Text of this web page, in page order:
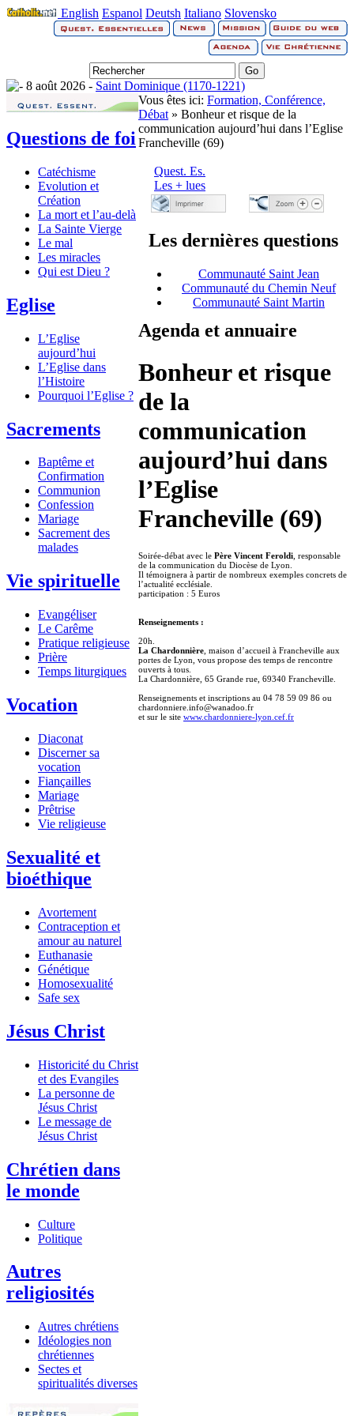
English Espanol Deutsh Italiano Slovensko
8 août 2026 - Saint Dominique (1170-1221)
Questions de foi
Catéchisme
Evolution et
Création
La mort et l’au-delà
La Sainte Vierge
Le mal
Les miracles
Qui est Dieu ?
Eglise
L’Eglise
aujourd’hui
L’Eglise dans
l’Histoire
Pourquoi l’Eglise ?
Sacrements
Baptême et
Confirmation
Communion
Confession
Mariage
Sacrement des
malades
Vie spirituelle
Evangéliser
Le Carême
Pratique religieuse
Prière
Temps liturgiques
Vocation
Diaconat
Discerner sa
vocation
Fiançailles
Mariage
Prêtrise
Vie religieuse
Sexualité et
bioéthique
Avortement
Contraception et
amour au naturel
Euthanasie
Génétique
Homosexualité
Safe sex
Jésus Christ
Historicité du Christ
et des Evangiles
La personne de
Jésus Christ
Le message de
Jésus Christ
Chrétien dans
le monde
Culture
Politique
Autres
religiosités
Autres chrétiens
Idéologies non
chrétiennes
Sectes et
spiritualités diverses
Vous êtes ici: Formation, Conférence,
Débat » Bonheur et risque de la
communication aujourd’hui dans l’Eglise
Francheville (69)
Quest. Es.
Les + lues
Les dernières questions
Communauté Saint Jean
Communauté du Chemin Neuf
Communauté Saint Martin
Agenda et annuaire
Bonheur et risque
de la
communication
aujourd’hui dans
l’Eglise
Francheville (69)
Soirée-débat avec le Père Vincent Feroldi , responsable
de la communication du Diocèse de Lyon.
Il témoignera à partir de nombreux exemples concrets de
l’actualité ecclésiale.
participation : 5 Euros
Renseignements :
20h.
La Chardonnière , maison d’accueil à Francheville aux
portes de Lyon, vous propose des temps de rencontre
ouverts à tous.
La Chardonnière, 65 Grande rue, 69340 Francheville.
Renseignements et inscriptions au 04 78 59 09 86 ou
chardonniere.info@wanadoo.fr
et sur le site www.chardonniere-lyon.cef.fr